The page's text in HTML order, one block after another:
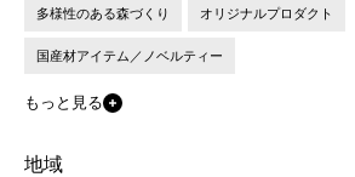
多様性のある森づくり オリジナルプロダクト
国産材アイテム／ノベルティー
もっと見る
地域